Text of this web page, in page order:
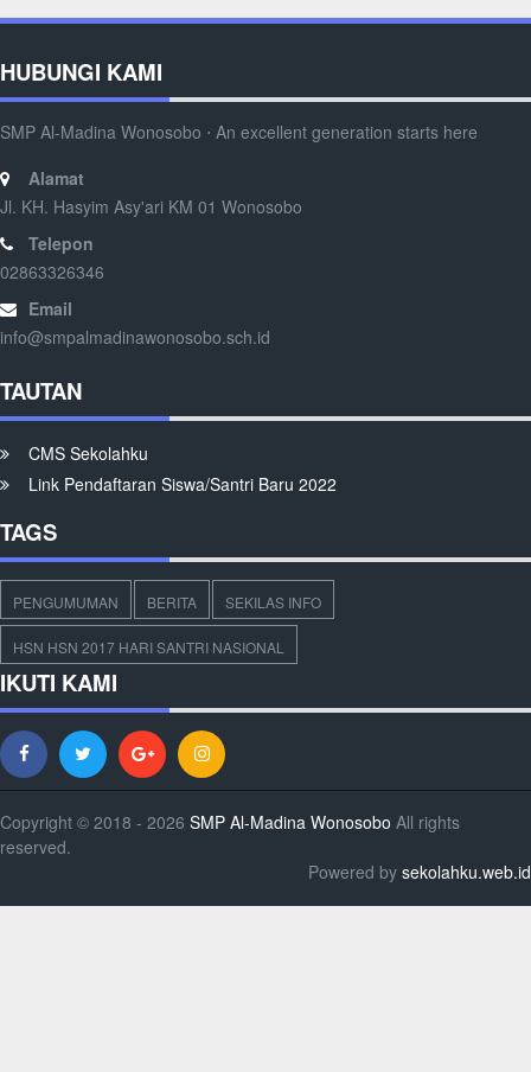
HUBUNGI KAMI
SMP Al-Madina Wonosobo ⋅ An excellent generation starts here
Alamat
Jl. KH. Hasyim Asy'ari KM 01 Wonosobo
Telepon
02863326346
Email
info@smpalmadinawonosobo.sch.id
TAUTAN
CMS Sekolahku
Link Pendaftaran Siswa/Santri Baru 2022
TAGS
PENGUMUMAN BERITA SEKILAS INFO
HSN HSN 2017 HARI SANTRI NASIONAL
IKUTI KAMI
Copyright © 2018 - 2026 SMP Al-Madina Wonosobo All rights
reserved.
Powered by sekolahku.web.id